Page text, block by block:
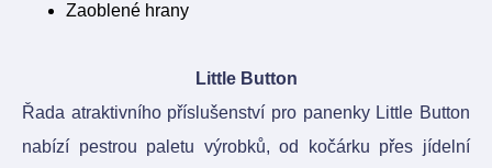
Zaoblené hrany
Little Button
Řada atraktivního příslušenství pro panenky Little Button
nabízí pestrou paletu výrobků, od kočárku přes jídelní